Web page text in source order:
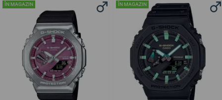
ÎN MAGAZIN ÎN MAGAZIN